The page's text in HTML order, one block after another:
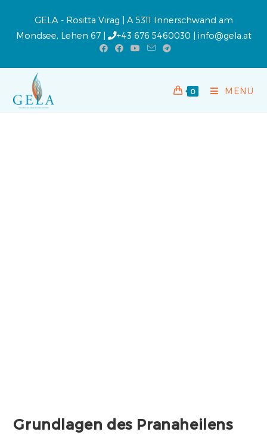
GELA - Rositta Virag | A 5311 Innerschwand am
Mondsee, Lehen 67 |
+43 676 5460030 | info@gela.at
0 MENÜ
Grundlagen des Pranaheilens